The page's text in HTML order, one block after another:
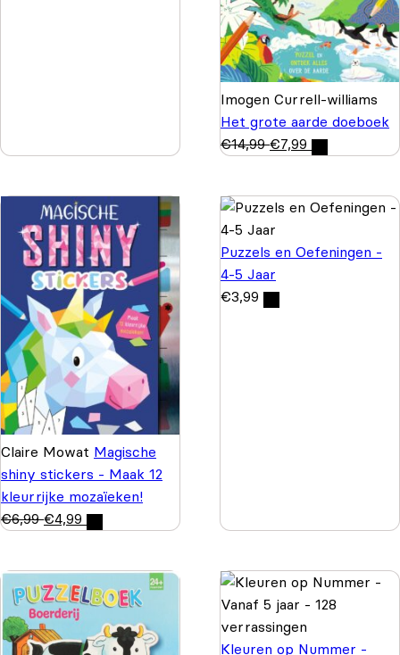
Imogen Currell-williams
Het grote aarde doeboek
€14,99 €7,99
Claire Mowat Magische
shiny stickers - Maak 12
kleurrijke mozaïeken!
€6,99 €4,99
Puzzels en Oefeningen -
4-5 Jaar
€3,99
Kleuren op Nummer -